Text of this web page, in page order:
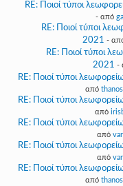
RE: Ποιοί τύποι
- από
RE: Ποιοί τύποι
2021 -
RE: Ποιοί τύποι
2021 -
RE: Ποιοί τύποι
από
RE: Ποιοί τύποι
από
RE: Ποιοί τύποι
από
RE: Ποιοί τύποι
από
RE: Ποιοί τύποι
από